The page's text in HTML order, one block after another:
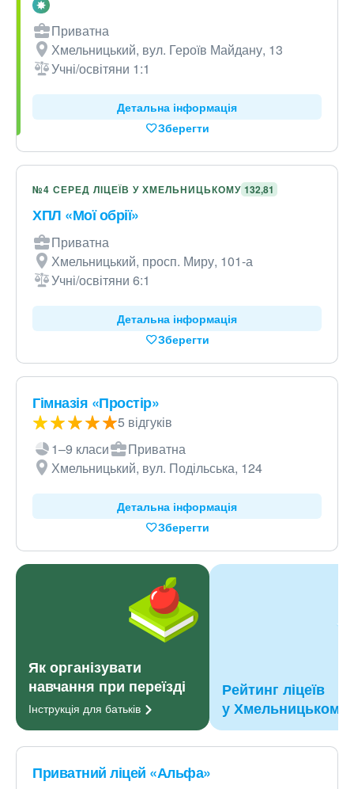
Приватна
Хмельницький, вул. Героїв Майдану, 13
Учні/освітяни 1:1
Детальна інформація
Зберегти
№4 СЕРЕД ЛІЦЕЇВ У ХМЕЛЬНИЦЬКОМУ 132,81
ХПЛ «Мої обрії»
Приватна
Хмельницький, просп. Миру, 101-а
Учні/освітяни 6:1
Детальна інформація
Зберегти
Гімназія «Простір»
5 відгуків
1–9 класи
Приватна
Хмельницький, вул. Подільська, 124
Детальна інформація
Зберегти
Як організувати
навчання при переїзді
Інструкція для батьків
Рейтинг ліцеїв
у Хмельницькому
Приватний ліцей «Альфа»